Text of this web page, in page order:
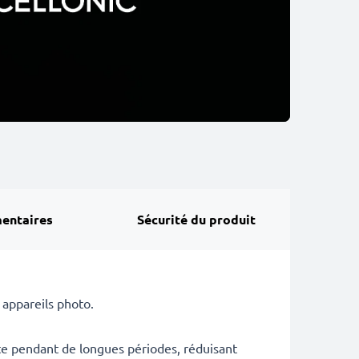
Sécurité du produit
photo.
pendant de longues périodes, réduisant